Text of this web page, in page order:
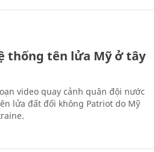
thống tên lửa Mỹ ở tây
video quay cảnh quân đội nước
lửa đất đối không Patriot do Mỹ